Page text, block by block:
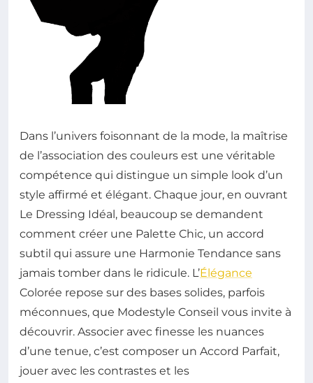
Dans l’univers foisonnant de la mode, la maîtrise
de l’association des couleurs est une véritable
compétence qui distingue un simple look d’un
style affirmé et élégant. Chaque jour, en ouvrant
Le Dressing Idéal, beaucoup se demandent
comment créer une Palette Chic, un accord
subtil qui assure une Harmonie Tendance sans
jamais tomber dans le ridicule. L’Élégance
Colorée repose sur des bases solides, parfois
méconnues, que Modestyle Conseil vous invite à
découvrir. Associer avec finesse les nuances
d’une tenue, c’est composer un Accord Parfait,
jouer avec les contrastes et les